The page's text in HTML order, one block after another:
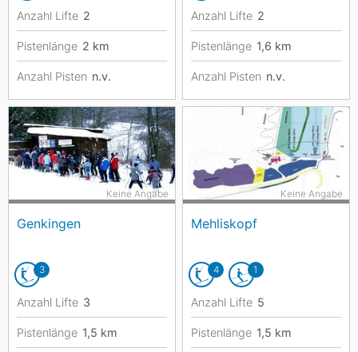
Anzahl Lifte 2
Pistenlänge 2 km
Anzahl Pisten n.v.
Anzahl Lifte 2
Pistenlänge 1,6 km
Anzahl Pisten n.v.
Genkingen
Keine Angabe
3
Anzahl Lifte 3
Pistenlänge 1,5 km
Mehliskopf
Keine Angabe
4 1
Anzahl Lifte 5
Pistenlänge 1,5 km